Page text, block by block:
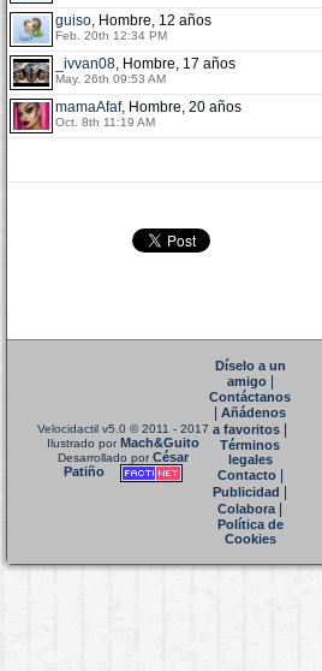
guiso, Hombre, 12 años
Feb. 20th 12:34 PM
_ivvan08, Hombre, 17 años
May. 26th 09:53 AM
mamaAfaf, Hombre, 20 años
Oct. 8th 11:19 AM
Velocidactil v5.0 © 2011 - 2017
Ilustrado porMach&Guito
Desarrollado porCésar
Patiño
Díselo a un
amigo|
Contáctanos
Añádenos
a favoritos
Términos
legales
Contacto|
Publicidad
Colabora|
Política de
Cookies